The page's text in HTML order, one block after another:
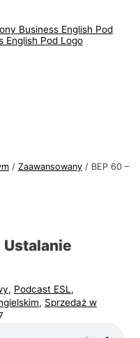
/ Zaawansowany / BEP 60 –
Ustalanie
, Podcast ESL ,
, Sprzedaż w